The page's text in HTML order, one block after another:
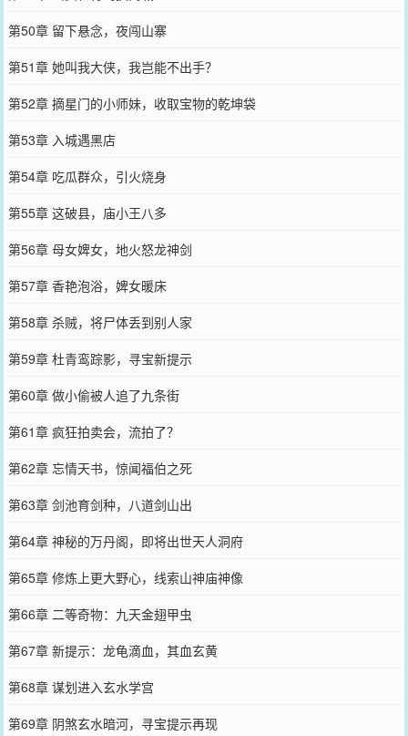
第50章 留下悬念，夜闯山寨
第51章 她叫我大侠，我岂能不出手？
第52章 摘星门的小师妹，收取宝物的乾坤袋
第53章 入城遇黑店
第54章 吃瓜群众，引火烧身
第55章 这破县，庙小王八多
第56章 母女婢女，地火怒龙神剑
第57章 香艳泡浴，婢女暖床
第58章 杀贼，将尸体丢到别人家
第59章 杜青鸾踪影，寻宝新提示
第60章 做小偷被人追了九条街
第61章 疯狂拍卖会，流拍了？
第62章 忘情天书，惊闻福伯之死
第63章 剑池育剑种，八道剑山出
第64章 神秘的万丹阁，即将出世天人洞府
第65章 修炼上更大野心，线索山神庙神像
第66章 二等奇物：九天金翅甲虫
第67章 新提示：龙龟滴血，其血玄黄
第68章 谋划进入玄水学宫
第69章 阴煞玄水暗河，寻宝提示再现